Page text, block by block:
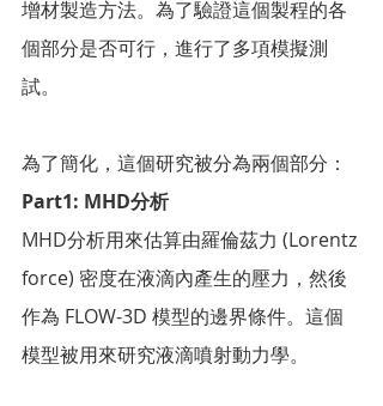
增材製造方法。為了驗證這個製程的各
個部分是否可行，進行了多項模擬測
試。
為了簡化，這個研究被分為兩個部分：
Part1: MHD分析
MHD分析用來估算由羅倫茲力 (Lorentz
force) 密度在液滴內產生的壓力，然後
作為 FLOW-3D 模型的邊界條件。這個
模型被用來研究液滴噴射動力學。